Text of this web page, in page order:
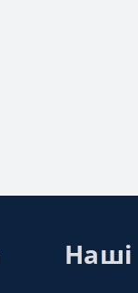
Наші